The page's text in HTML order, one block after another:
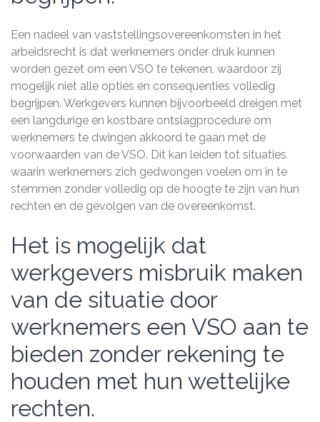
Een nadeel van vaststellingsovereenkomsten in het
arbeidsrecht is dat werknemers onder druk kunnen
worden gezet om een VSO te tekenen, waardoor zij
mogelijk niet alle opties en consequenties volledig
begrijpen. Werkgevers kunnen bijvoorbeeld dreigen met
een langdurige en kostbare ontslagprocedure om
werknemers te dwingen akkoord te gaan met de
voorwaarden van de VSO. Dit kan leiden tot situaties
waarin werknemers zich gedwongen voelen om in te
stemmen zonder volledig op de hoogte te zijn van hun
rechten en de gevolgen van de overeenkomst.
Het is mogelijk dat
werkgevers misbruik maken
van de situatie door
werknemers een VSO aan te
bieden zonder rekening te
houden met hun wettelijke
rechten.